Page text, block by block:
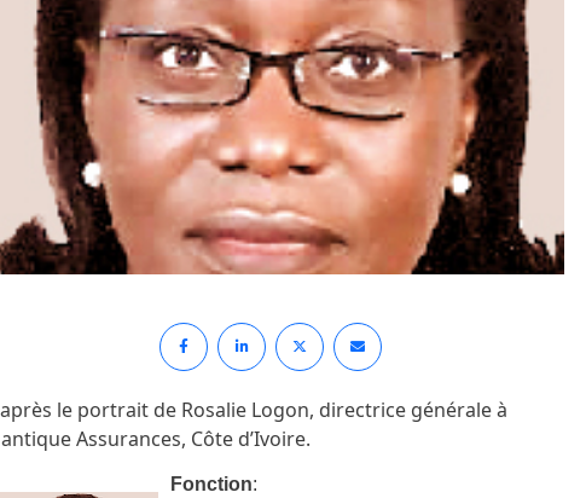
le portrait de Rosalie Logon, directrice générale à
Assurances, Côte d’Ivoire.
Fonction: